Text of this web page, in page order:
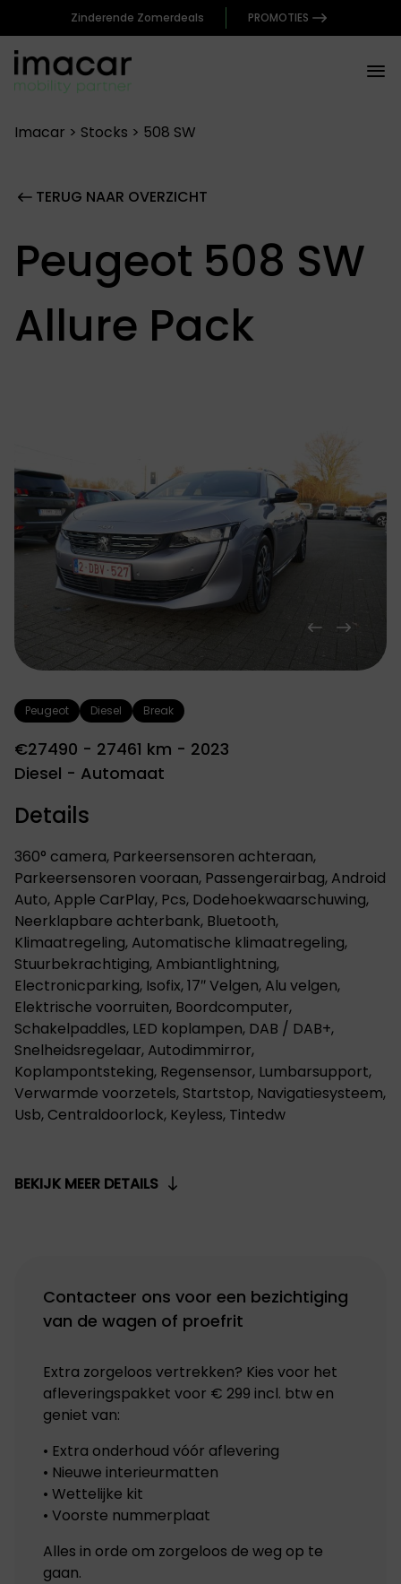
Zinderende Zomerdeals PROMOTIES
Imacar > Stocks > 508 SW
TERUG NAAR OVERZICHT
Peugeot 508 SW
Allure Pack
Peugeot Diesel Break
€27490 - 27461 km - 2023
Diesel - Automaat
Details
360° camera, Parkeersensoren achteraan,
Parkeersensoren vooraan, Passengerairbag, Android
Auto, Apple CarPlay, Pcs, Dodehoekwaarschuwing,
Neerklapbare achterbank, Bluetooth,
Klimaatregeling, Automatische klimaatregeling,
Stuurbekrachtiging, Ambiantlightning,
Electronicparking, Isofix, 17″ Velgen, Alu velgen,
Elektrische voorruiten, Boordcomputer,
Schakelpaddles, LED koplampen, DAB / DAB+,
Snelheidsregelaar, Autodimmirror,
Koplampontsteking, Regensensor, Lumbarsupport,
Verwarmde voorzetels, Startstop, Navigatiesysteem,
Usb, Centraldoorlock, Keyless, Tintedw
BEKIJK MEER DETAILS
Contacteer ons voor een bezichtiging
van de wagen of proefrit
Extra zorgeloos vertrekken? Kies voor het
afleveringspakket voor € 299 incl. btw en
geniet van:
• Extra onderhoud vóór aflevering
• Nieuwe interieurmatten
• Wettelijke kit
• Voorste nummerplaat
Alles in orde om zorgeloos de weg op te
gaan.